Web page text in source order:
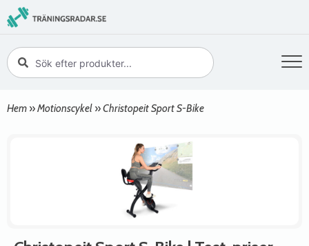
Hem »Motionscykel »Christopeit Sport S-Bike